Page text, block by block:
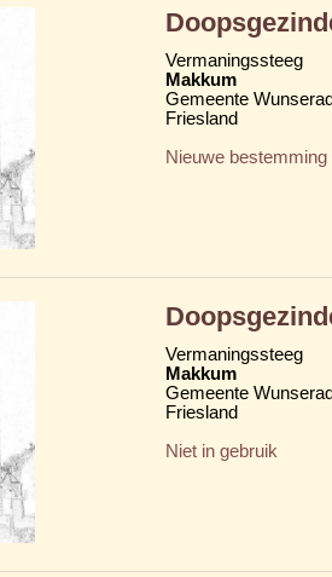
Vermaningssteeg
Makkum
Gemeente
Friesland
Nieuwe bestemming
Vermaningssteeg
Makkum
Gemeente
Friesland
Niet in gebruik